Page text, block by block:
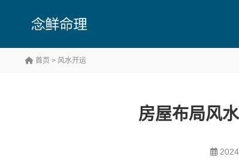
首页 > 风水开运
房屋布局风